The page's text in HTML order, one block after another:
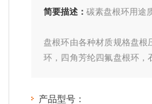
简要描述： 碳素盘根环用途
盘根环由各种材质规格盘
环，四角芳纶四氟盘根环，
产品型号：